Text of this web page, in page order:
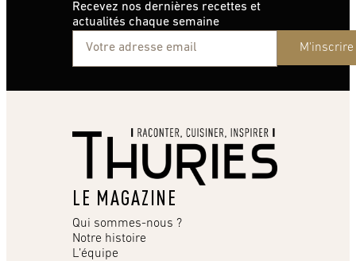
Recevez nos dernières recettes et
actualités chaque semaine
M'inscrire
LE MAGAZINE
Qui sommes-nous ?
Notre histoire
L’équipe